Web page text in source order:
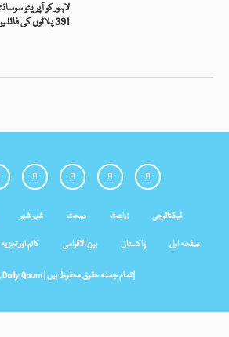
391 پلاٹوں کی فائلیں غائب
شہر شہر صحت زراعت ٹیکنالوجی
کالم اور تجزیہ بین الاقوامی پاکستان صفحہ اول
© 2024, Daily Qaum | تمام جملہ حقوق محفوظ ہیں |